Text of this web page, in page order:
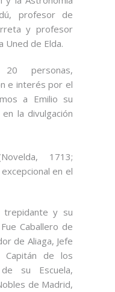
profesor de
y profesor
Uned de Elda.
personas,
e interés por el
a Emilio su
la divulgación
1713;
en el
trepidante y su
Caballero de
de Aliaga, Jefe
Capitán de los
su Escuela,
de Madrid,